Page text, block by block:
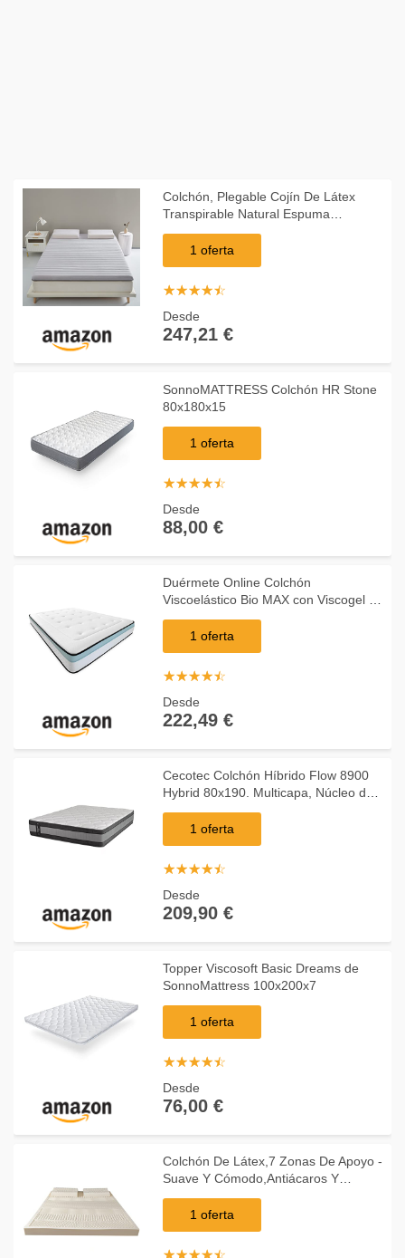
Colchón, Plegable Cojín De Látex
Transpirable Natural Espuma
Viscoelástica Cojín De Colchón
Engrosado Futón Tatami Dormitorio
De Estudiante Colchón In
1 oferta
☆☆☆☆☆
★★★★★
Desde
247,21 €
SonnoMATTRESS Colchón HR Stone
80x180x15
1 oferta
☆☆☆☆☆
★★★★★
Desde
88,00 €
Duérmete Online Colchón
Viscoelástico Bio MAX con Viscogel |
Firme y Confortable | Anti-ácaros e
Hipoalergénico, 140 x 200
1 oferta
☆☆☆☆☆
★★★★★
Desde
222,49 €
Cecotec Colchón Híbrido Flow 8900
Hybrid 80x190. Multicapa, Núcleo de
Muelles Ensacados SpringCore y
Viscoelástica ViscoCare+, Altura 32
cm, Firmeza M
1 oferta
☆☆☆☆☆
★★★★★
Desde
209,90 €
Topper Viscosoft Basic Dreams de
SonnoMattress 100x200x7
1 oferta
☆☆☆☆☆
★★★★★
Desde
76,00 €
Colchón De Látex,7 Zonas De Apoyo -
Suave Y Cómodo,Antiácaros Y
Esterilización,Estructura Interna De
Nido De Abeja,Colchón De Látex
Natural,10cm-150X20
1 oferta
☆☆☆☆☆
★★★★★